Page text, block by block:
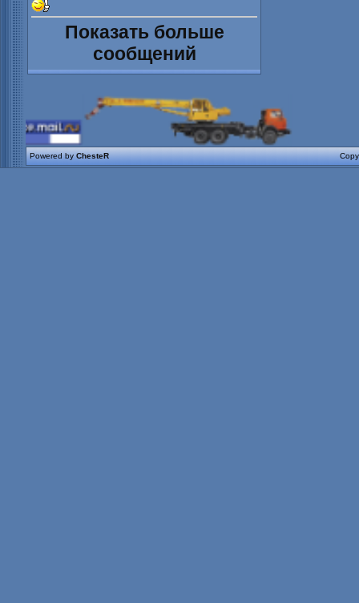
Показать больше
сообщений
Powered byChesteR